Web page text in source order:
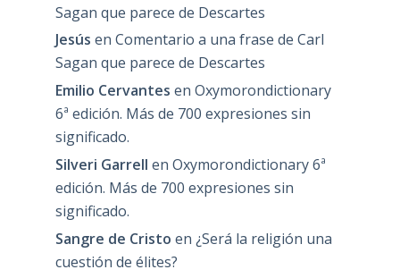
Sagan que parece de Descartes
Jesús en Comentario a una frase de Carl
Sagan que parece de Descartes
Emilio Cervantes en Oxymorondictionary
6ª edición. Más de 700 expresiones sin
significado.
Silveri Garrell en Oxymorondictionary 6ª
edición. Más de 700 expresiones sin
significado.
Sangre de Cristo en ¿Será la religión una
cuestión de élites?